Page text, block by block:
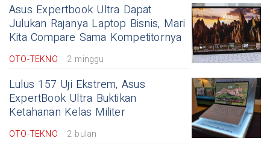
Asus Expertbook Ultra Dapat
Julukan Rajanya Laptop Bisnis, Mari
Kita Compare Sama Kompetitornya
OTO-TEKNO 2 minggu
Lulus 157 Uji Ekstrem, Asus
ExpertBook Ultra Buktikan
Ketahanan Kelas Militer
OTO-TEKNO 2 bulan